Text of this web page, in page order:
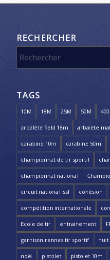
RECHERCHER
TAGS
10M 18M 25M 50M
arbalète field 18m arbalète
carabine 10m carabine 50m
championnat de tir sportif
championnat national
circuit national issf cohésion
compétition internationale
Ecole de tir entrainement
garnison rennes tir sportif huit
noël pistolet pistolet 10m